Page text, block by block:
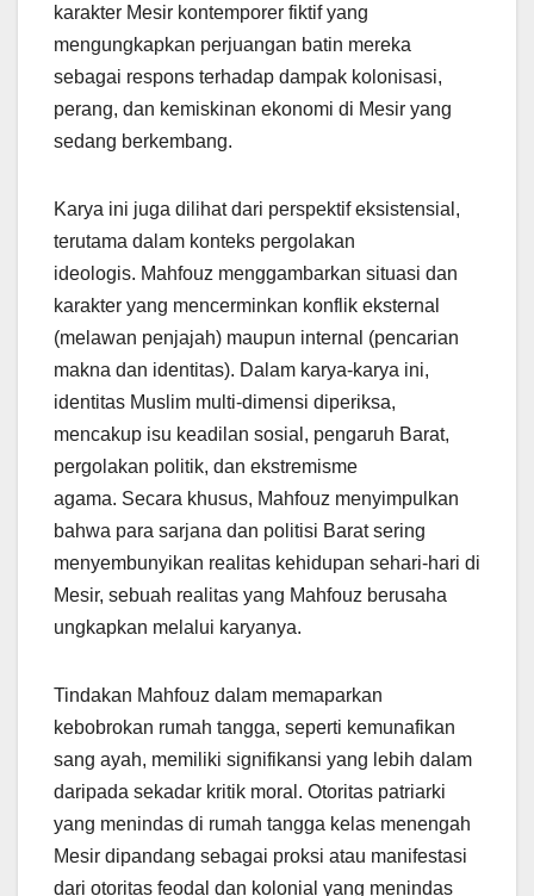
karakter Mesir kontemporer fiktif yang
mengungkapkan perjuangan batin mereka
sebagai respons terhadap dampak kolonisasi,
perang, dan kemiskinan ekonomi di Mesir yang
sedang berkembang.
Karya ini juga dilihat dari perspektif eksistensial,
terutama dalam konteks pergolakan
ideologis. Mahfouz menggambarkan situasi dan
karakter yang mencerminkan konflik eksternal
(melawan penjajah) maupun internal (pencarian
makna dan identitas). Dalam karya-karya ini,
identitas Muslim multi-dimensi diperiksa,
mencakup isu keadilan sosial, pengaruh Barat,
pergolakan politik, dan ekstremisme
agama. Secara khusus, Mahfouz menyimpulkan
bahwa para sarjana dan politisi Barat sering
menyembunyikan realitas kehidupan sehari-hari di
Mesir, sebuah realitas yang Mahfouz berusaha
ungkapkan melalui karyanya.
Tindakan Mahfouz dalam memaparkan
kebobrokan rumah tangga, seperti kemunafikan
sang ayah, memiliki signifikansi yang lebih dalam
daripada sekadar kritik moral. Otoritas patriarki
yang menindas di rumah tangga kelas menengah
Mesir dipandang sebagai proksi atau manifestasi
dari otoritas feodal dan kolonial yang menindas